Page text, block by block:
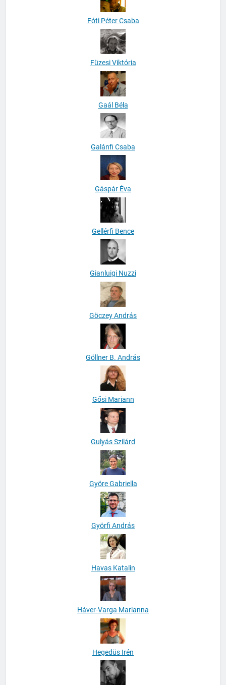
Fóti Péter Csaba
Füzesi Viktória
Gaál Béla
Galánfi Csaba
Gáspár Éva
Gellérfi Bence
Gianluigi Nuzzi
Göczey András
Göllner B. András
Gősi Mariann
Gulyás Szilárd
Györe Gabriella
Györfi András
Havas Katalin
Háver-Varga Marianna
Hegedüs Irén